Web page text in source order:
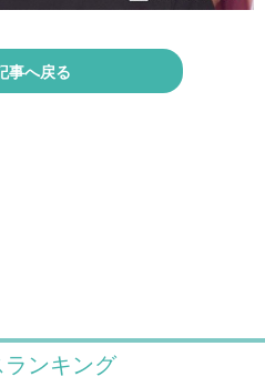
事へ戻る
ランキング